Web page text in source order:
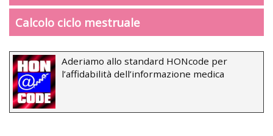
Calcolo ciclo mestruale
Aderiamo allo standard HONcode per
l’affidabilità dell’informazione medica